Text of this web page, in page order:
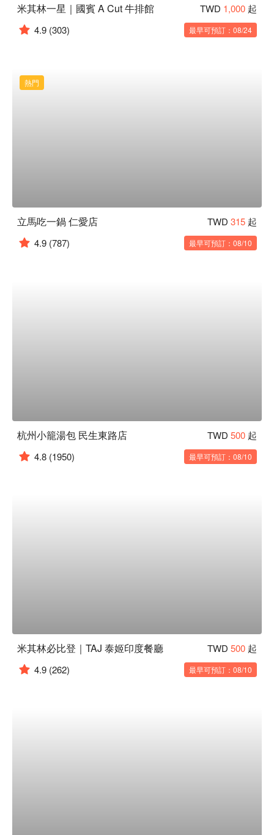
米其林一星｜國賓 A Cut 牛排館 TWD 1,000 起
4.9 (303) 最早可預訂：08/24
熱門
立馬吃一鍋 仁愛店 TWD 315 起
4.9 (787) 最早可預訂：08/10
杭州小籠湯包 民生東路店 TWD 500 起
4.8 (1950) 最早可預訂：08/10
米其林必比登｜TAJ 泰姬印度餐廳 TWD 500 起
4.9 (262) 最早可預訂：08/10